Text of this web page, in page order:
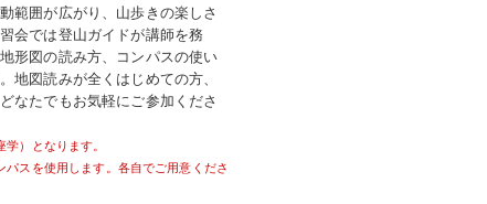
範囲が広がり、山歩きの楽しさ
会では登山ガイドが講師を務
形図の読み方、コンパスの使い
地図読みが全くはじめての方、
なたでもお気軽にご参加くださ
）となります。
スを使用します。各自でご用意くださ